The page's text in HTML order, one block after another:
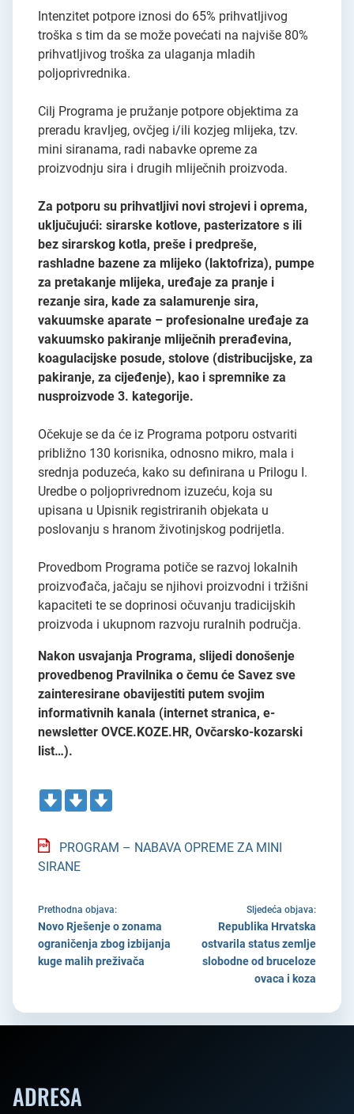
Intenzitet potpore iznosi do 65% prihvatljivog
troška s tim da se može povećati na najviše 80%
prihvatljivog troška za ulaganja mladih
poljoprivrednika.
Cilj Programa je pružanje potpore objektima za
preradu kravljeg, ovčjeg i/ili kozjeg mlijeka, tzv.
mini siranama, radi nabavke opreme za
proizvodnju sira i drugih mliječnih proizvoda.
Za potporu su prihvatljivi novi strojevi i oprema,
uključujući: sirarske kotlove, pasterizatore s ili
bez sirarskog kotla, preše i predpreše,
rashladne bazene za mlijeko (laktofriza), pumpe
za pretakanje mlijeka, uređaje za pranje i
rezanje sira, kade za salamurenje sira,
vakuumske aparate – profesionalne uređaje za
vakuumsko pakiranje mliječnih prerađevina,
koagulacijske posude, stolove (distribucijske, za
pakiranje, za cijeđenje), kao i spremnike za
nusproizvode 3. kategorije.
Očekuje se da će iz Programa potporu ostvariti
približno 130 korisnika, odnosno mikro, mala i
srednja poduzeća, kako su definirana u Prilogu I.
Uredbe o poljoprivrednom izuzeću, koja su
upisana u Upisnik registriranih objekata u
poslovanju s hranom životinjskog podrijetla.
Provedbom Programa potiče se razvoj lokalnih
proizvođača, jačaju se njihovi proizvodni i tržišni
kapaciteti te se doprinosi očuvanju tradicijskih
proizvoda i ukupnom razvoju ruralnih područja.
Nakon usvajanja Programa, slijedi donošenje
provedbenog Pravilnika o čemu će Savez sve
zainteresirane obavijestiti putem svojim
informativnih kanala (internet stranica, e-
newsletter OVCE.KOZE.HR, Ovčarsko-kozarski
list…).
PROGRAM – NABAVA OPREME ZA MINI
SIRANE
Prethodna objava:
Novo Rješenje o zonama
ograničenja zbog izbijanja
kuge malih preživača
Sljedeća objava:
Republika Hrvatska
ostvarila status zemlje
slobodne od bruceloze
ovaca i koza
ADRESA